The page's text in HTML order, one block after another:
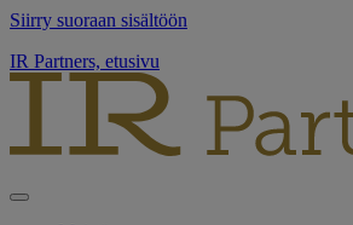
Siirry suoraan sisältöön
IR Partners, etusivu